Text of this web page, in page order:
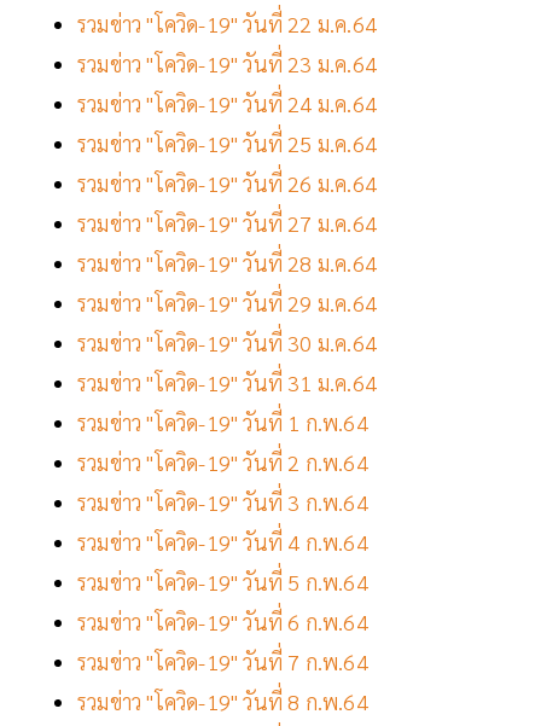
รวมข่าว "โควิด-19" วันที่ 22 ม.ค.64
รวมข่าว "โควิด-19" วันที่ 23 ม.ค.64
รวมข่าว "โควิด-19" วันที่ 24 ม.ค.64
รวมข่าว "โควิด-19" วันที่ 25 ม.ค.64
รวมข่าว "โควิด-19" วันที่ 26 ม.ค.64
รวมข่าว "โควิด-19" วันที่ 27 ม.ค.64
รวมข่าว "โควิด-19" วันที่ 28 ม.ค.64
รวมข่าว "โควิด-19" วันที่ 29 ม.ค.64
รวมข่าว "โควิด-19" วันที่ 30 ม.ค.64
รวมข่าว "โควิด-19" วันที่ 31 ม.ค.64
รวมข่าว "โควิด-19" วันที่ 1 ก.พ.64
รวมข่าว "โควิด-19" วันที่ 2 ก.พ.64
รวมข่าว "โควิด-19" วันที่ 3 ก.พ.64
รวมข่าว "โควิด-19" วันที่ 4 ก.พ.64
รวมข่าว "โควิด-19" วันที่ 5 ก.พ.64
รวมข่าว "โควิด-19" วันที่ 6 ก.พ.64
รวมข่าว "โควิด-19" วันที่ 7 ก.พ.64
รวมข่าว "โควิด-19" วันที่ 8 ก.พ.64